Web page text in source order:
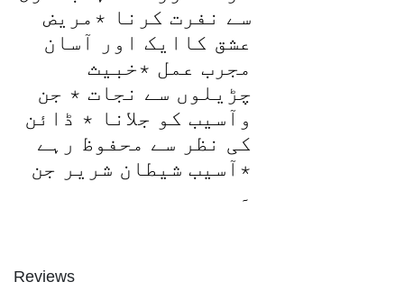
سے نفرت کرنا ٭مریض
عشق کاایک اور آسان
مجرب عمل ٭خبیث
چڑیلوں سے نجات ٭ جن
وآسیب کو جلانا ٭ ڈائن
کی نظر سے محفوظ رہے
٭آسیب شیطان شریر جن
۔
Reviews